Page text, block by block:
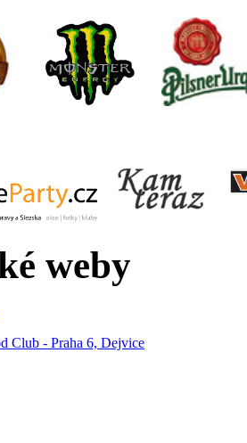
weby
Club - Praha 6, Dejvice